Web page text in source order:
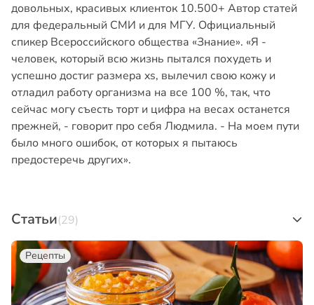
довольных, красивых клиенток 10.500+ Автор статей
для федеральный СМИ и для МГУ. Официальный
спикер Всероссийского общества «Знание». «Я -
человек, который всю жизнь пытался похудеть и
успешно достиг размера xs, вылечил свою кожу и
отладил работу организма на все 100 %, так, что
сейчас могу съесть торт и цифра на весах останется
прежней, - говорит про себя Людмила. - На моем пути
было много ошибок, от которых я пытаюсь
предостеречь других».
Статьи(29)
Рецепты